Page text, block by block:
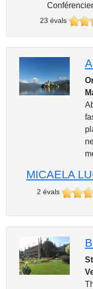
Conférencier
23 évals
MICAELA
2 évals